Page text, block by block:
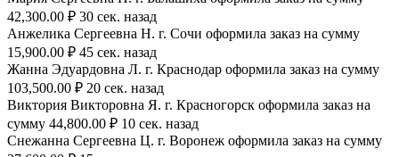
42,300.00 ₽ 30 сек. назад
Анжелика Сергеевна Н. г. Сочи оформила заказ на сумму
15,900.00 ₽ 45 сек. назад
Жанна Эдуардовна Л. г. Краснодар оформила заказ на сумму
103,500.00 ₽ 20 сек. назад
Виктория Викторовна Я. г. Красногорск оформила заказ на
сумму 44,800.00 ₽ 10 сек. назад
Снежанна Сергеевна Ц. г. Воронеж оформила заказ на сумму